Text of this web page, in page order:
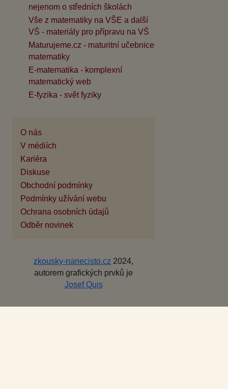
nejenom o středních školách
Vše z matematiky na VŠE a další
VŠ - materiály pro přípravu na VŠ
Maturujeme.cz - maturitní učebnice
matematiky
E-matematika - komplexní
matematický web
E-fyzika - svět fyziky
O nás
V médiích
Kariéra
Diskuse
Obchodní podmínky
Podmínky užívání webu
Ochrana osobních údajů
Odběr novinek
zkousky-nanecisto.cz 2024,
autorem grafických prvků je
Josef Quis